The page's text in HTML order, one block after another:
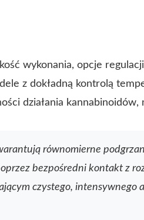
wykonania, opcje
z dokładną kontrolą
działania kannabinoidów,
równomierne
bezpośredni kontakt z
czystego, intensywnego